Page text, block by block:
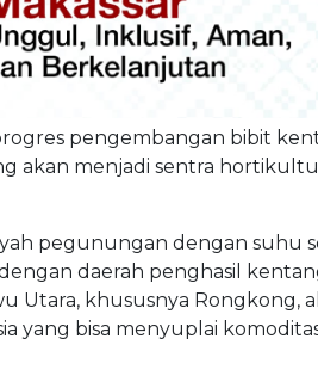
pengembangan bibit
akan menjadi sentra
pegunungan dengan suhu
daerah penghasil
Utara, khususnya Rongkong,
yang bisa menyuplai